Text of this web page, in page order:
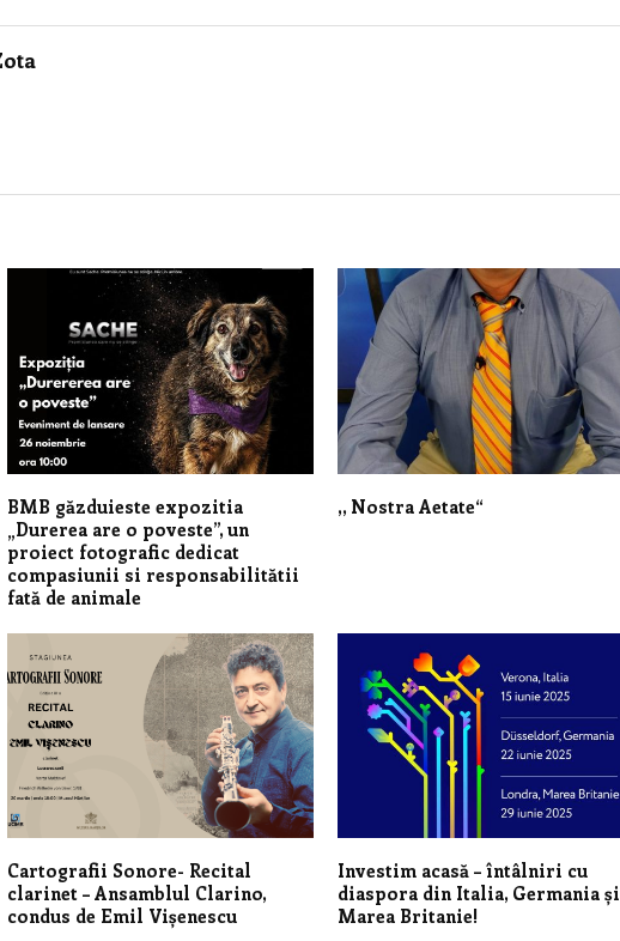
BMB găzduieste expozitia
„Durerea are o poveste”, un
proiect fotografic dedicat
compasiunii si responsabilitătii
fată de animale
,, Nostra Aetate“
Cartografii Sonore- Recital
clarinet – Ansamblul Clarino,
condus de Emil Vișenescu
Investim acasă – întâlniri cu
diaspora din Italia, Germania și
Marea Britanie!